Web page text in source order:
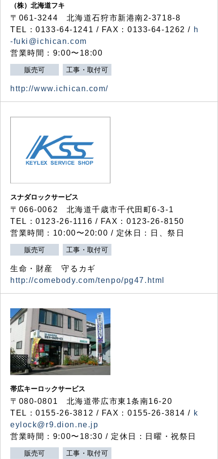
（株）北海道フキ
〒061-3244 北海道石狩市新港南2-3718-8
TEL：0133-64-1241 / FAX：0133-64-1262 / h
-fuki@ichican.com
営業時間：9:00〜18:00
販売可 工事・取付可
http://www.ichican.com/
スナダロックサービス
〒066-0062 北海道千歳市千代田町6-3-1
TEL：0123-26-1116 / FAX：0123-26-8150
営業時間：10:00〜20:00 / 定休日：日、祭日
販売可 工事・取付可
生命・財産 守るカギ
http://comebody.com/tenpo/pg47.html
帯広キーロックサービス
〒080-0801 北海道帯広市東1条南16-20
TEL：0155-26-3812 / FAX：0155-26-3814 / k
eylock@r9.dion.ne.jp
営業時間：9:00〜18:30 / 定休日：日曜・祝祭日
販売可 工事・取付可